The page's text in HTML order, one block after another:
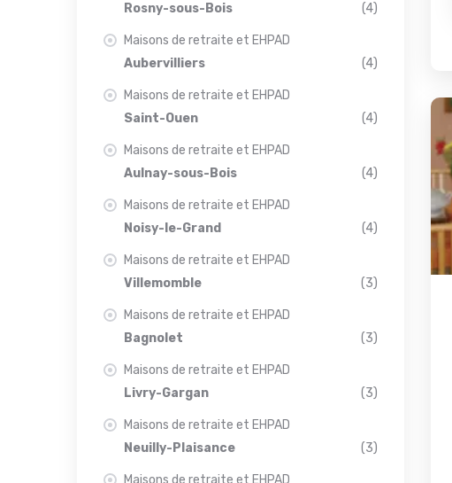
Rosny-sous-Bois
(4)
Maisons de retraite et EHPAD
Aubervilliers
(4)
Maisons de retraite et EHPAD
Saint-Ouen
(4)
Maisons de retraite et EHPAD
Aulnay-sous-Bois
(4)
Maisons de retraite et EHPAD
Noisy-le-Grand
(4)
Maisons de retraite et EHPAD
Villemomble
(3)
Maisons de retraite et EHPAD
Bagnolet
(3)
Maisons de retraite et EHPAD
Livry-Gargan
(3)
Maisons de retraite et EHPAD
Neuilly-Plaisance
(3)
Maisons de retraite et EHPAD